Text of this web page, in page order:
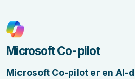
Microsoft Co-pilot
Microsoft Co-pilot er en AI-